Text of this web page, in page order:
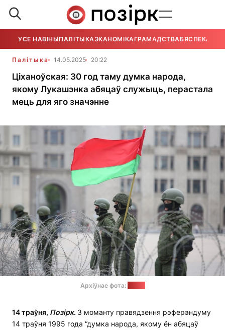
УСЕ НАВІНЫПАЛІТЫКАЭКАНОМІКАГРАМАДСТВАБЯСПЕКА
Палітыка 14.05.2025 20:22
Ціханоўская: 30 год таму думка народа,
якому Лукашэнка абяцаў служыць, перастала
мець для яго значэнне
Архіўнае фота:
14 траўня, Позірк. З моманту правядзення рэферэндуму
14 траўня 1995 года “думка народа, якому ён абяцаў